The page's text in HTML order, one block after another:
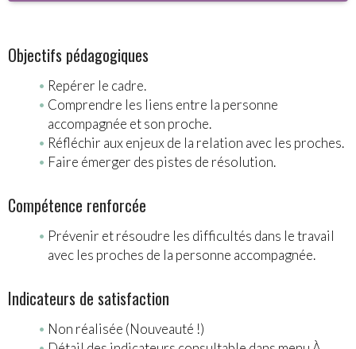
Objectifs pédagogiques
Repérer le cadre.
Comprendre les liens entre la personne
accompagnée et son proche.
Réfléchir aux enjeux de la relation avec les proches.
Faire émerger des pistes de résolution.
Compétence renforcée
Prévenir et résoudre les difficultés dans le travail
avec les proches de la personne accompagnée.
Indicateurs de satisfaction
Non réalisée (Nouveauté !)